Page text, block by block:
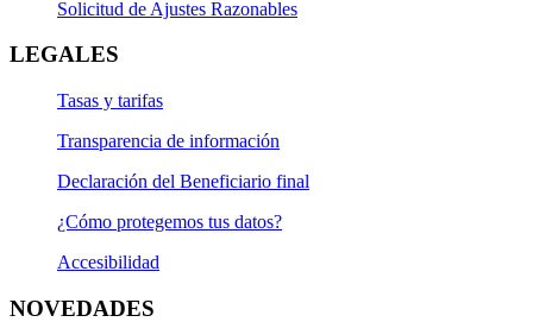
Solicitud de Ajustes Razonables
LEGALES
Tasas y tarifas
Transparencia de información
Declaración del Beneficiario final
¿Cómo protegemos tus datos?
Accesibilidad
NOVEDADES